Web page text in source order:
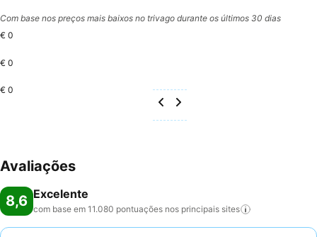
Com base nos preços mais baixos no trivago durante os últimos 30 dias
€ 0
€ 0
€ 0
Avaliações
8,6 Excelente
com base em 11.080 pontuações nos principais sites